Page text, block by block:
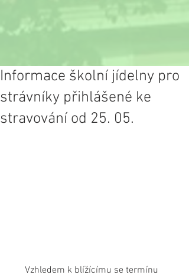
Informace školní jídelny pro
strávníky přihlášené ke
stravování od 25. 05.
      Vzhledem k blížícímu se termínu